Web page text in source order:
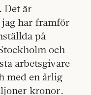
Det är
jag har framför
på
och
arbetsgivare
med en årlig
kronor.